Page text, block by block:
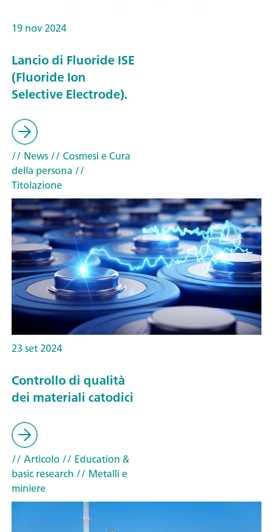
19 nov 2024
Lancio di Fluoride ISE
(Fluoride Ion
Selective Electrode).
// News// Cosmesi e Cura
della persona //
Titolazione
23 set 2024
Controllo di qualità
dei materiali catodici
// Articolo // Education &
basic research // Metalli e
miniere